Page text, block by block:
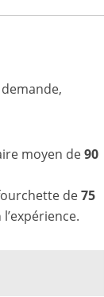
moyen de90
de75